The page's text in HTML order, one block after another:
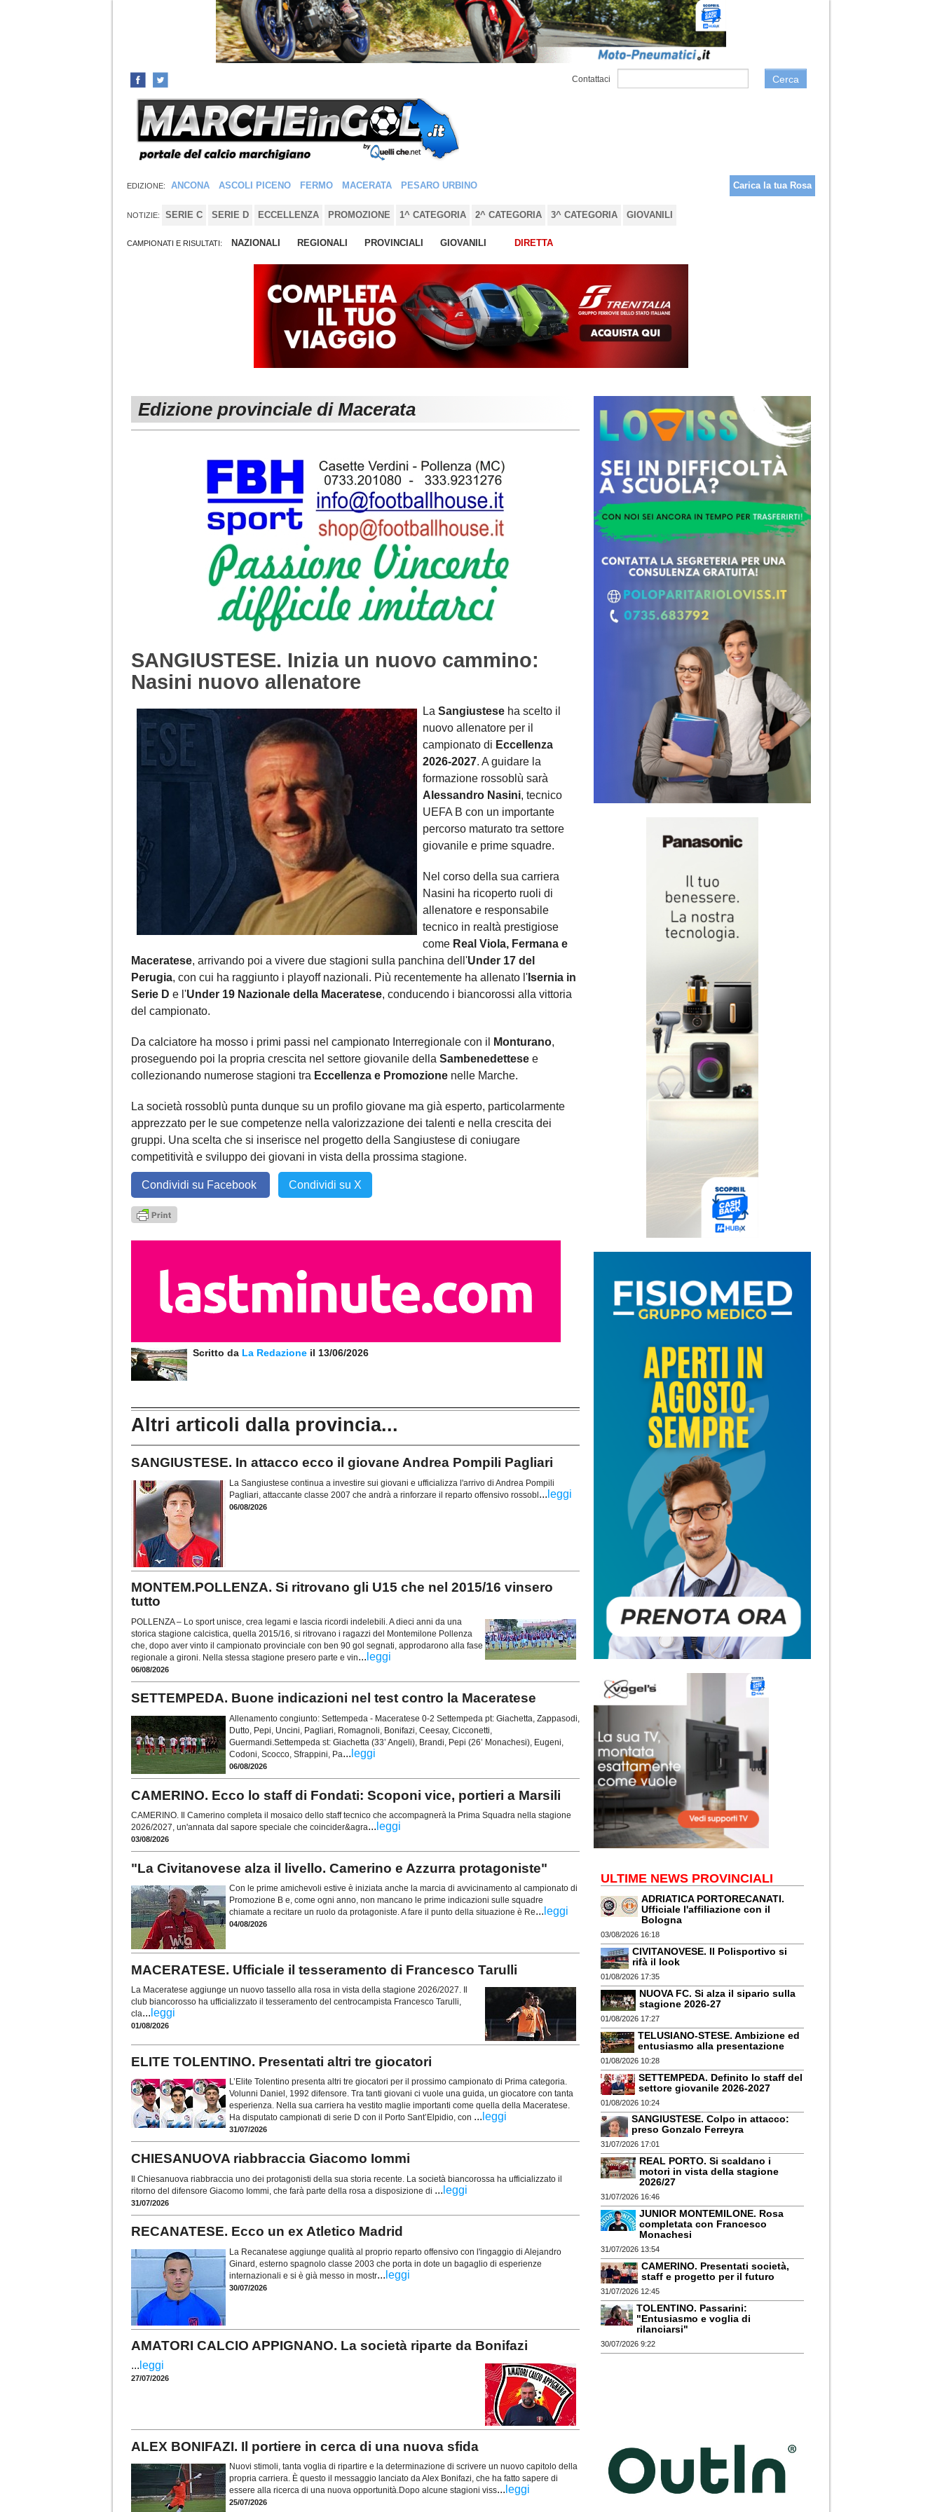
Contattaci Cerca
EDIZIONE: ANCONA ASCOLI PICENO FERMO MACERATA PESARO URBINO Carica la tua Rosa
NOTIZIE: SERIE C SERIE D ECCELLENZA PROMOZIONE 1^ CATEGORIA 2^ CATEGORIA 3^ CATEGORIA GIOVANILI
CAMPIONATI E RISULTATI: NAZIONALI REGIONALI PROVINCIALI GIOVANILI DIRETTA
Edizione provinciale di Macerata
SANGIUSTESE. Inizia un nuovo cammino:
Nasini nuovo allenatore
La Sangiustese ha scelto il
nuovo allenatore per il
campionato di Eccellenza
2026-2027. A guidare la
formazione rossoblù sarà
Alessandro Nasini, tecnico
UEFA B con un importante
percorso maturato tra settore
giovanile e prime squadre.
Nel corso della sua carriera
Nasini ha ricoperto ruoli di
allenatore e responsabile
tecnico in realtà prestigiose
come Real Viola, Fermana e
Maceratese, arrivando poi a vivere due stagioni sulla panchina dell'Under 17 del
Perugia, con cui ha raggiunto i playoff nazionali. Più recentemente ha allenato l' Isernia in
Serie D e l'Under 19 Nazionale della Maceratese, conducendo i biancorossi alla vittoria
del campionato.
Da calciatore ha mosso i primi passi nel campionato Interregionale con il Monturano,
proseguendo poi la propria crescita nel settore giovanile della Sambenedettese e
collezionando numerose stagioni tra Eccellenza e Promozione nelle Marche.
La società rossoblù punta dunque su un profilo giovane ma già esperto, particolarmente
apprezzato per le sue competenze nella valorizzazione dei talenti e nella crescita dei
gruppi. Una scelta che si inserisce nel progetto della Sangiustese di coniugare
competitività e sviluppo dei giovani in vista della prossima stagione.
Condividi su Facebook Condividi su X
Scritto da La Redazione il 13/06/2026
Altri articoli dalla provincia...
SANGIUSTESE. In attacco ecco il giovane Andrea Pompili Pagliari
La Sangiustese continua a investire sui giovani e ufficializza l'arrivo di Andrea Pompili
Pagliari, attaccante classe 2007 che andrà a rinforzare il reparto offensivo rossobl... leggi
06/08/2026
MONTEM.POLLENZA. Si ritrovano gli U15 che nel 2015/16 vinsero
tutto
POLLENZA – Lo sport unisce, crea legami e lascia ricordi indelebili. A dieci anni da una
storica stagione calcistica, quella 2015/16, si ritrovano i ragazzi del Montemilone Pollenza
che, dopo aver vinto il campionato provinciale con ben 90 gol segnati, approdarono alla fase
regionale a gironi. Nella stessa stagione presero parte e vin... leggi
06/08/2026
SETTEMPEDA. Buone indicazioni nel test contro la Maceratese
Allenamento congiunto: Settempeda - Maceratese 0-2 Settempeda pt: Giachetta, Zappasodi,
Dutto, Pepi, Uncini, Pagliari, Romagnoli, Bonifazi, Ceesay, Cicconetti,
Guermandi.Settempeda st: Giachetta (33’ Angeli), Brandi, Pepi (26’ Monachesi), Eugeni,
Codoni, Scocco, Sfrappini, Pa... leggi
06/08/2026
CAMERINO. Ecco lo staff di Fondati: Scoponi vice, portieri a Marsili
CAMERINO. Il Camerino completa il mosaico dello staff tecnico che accompagnerà la Prima Squadra nella stagione
2026/2027, un'annata dal sapore speciale che coincider&agra... leggi
03/08/2026
"La Civitanovese alza il livello. Camerino e Azzurra protagoniste"
Con le prime amichevoli estive è iniziata anche la marcia di avvicinamento al campionato di
Promozione B e, come ogni anno, non mancano le prime indicazioni sulle squadre
chiamate a recitare un ruolo da protagoniste. A fare il punto della situazione è Re... leggi
04/08/2026
MACERATESE. Ufficiale il tesseramento di Francesco Tarulli
La Maceratese aggiunge un nuovo tassello alla rosa in vista della stagione 2026/2027. Il
club biancorosso ha ufficializzato il tesseramento del centrocampista Francesco Tarulli,
cla... leggi
01/08/2026
ELITE TOLENTINO. Presentati altri tre giocatori
L’Elite Tolentino presenta altri tre giocatori per il prossimo campionato di Prima categoria.
Volunni Daniel, 1992 difensore. Tra tanti giovani ci vuole una guida, un giocatore con tanta
esperienza. Nella sua carriera ha vestito maglie importanti come quella della Maceratese.
Ha disputato campionati di serie D con il Porto Sant’Elpidio, con ... leggi
31/07/2026
CHIESANUOVA riabbraccia Giacomo Iommi
Il Chiesanuova riabbraccia uno dei protagonisti della sua storia recente. La società biancorossa ha ufficializzato il
ritorno del difensore Giacomo Iommi, che farà parte della rosa a disposizione di ... leggi
31/07/2026
RECANATESE. Ecco un ex Atletico Madrid
La Recanatese aggiunge qualità al proprio reparto offensivo con l'ingaggio di Alejandro
Ginard, esterno spagnolo classe 2003 che porta in dote un bagaglio di esperienze
internazionali e si è già messo in mostr... leggi
30/07/2026
AMATORI CALCIO APPIGNANO. La società riparte da Bonifazi
... leggi
27/07/2026
ALEX BONIFAZI. Il portiere in cerca di una nuova sfida
Nuovi stimoli, tanta voglia di ripartire e la determinazione di scrivere un nuovo capitolo della
propria carriera. È questo il messaggio lanciato da Alex Bonifazi, che ha fatto sapere di
essere alla ricerca di una nuova opportunità.Dopo alcune stagioni viss... leggi
25/07/2026
ULTIME NEWS PROVINCIALI
ADRIATICA PORTORECANATI.
Ufficiale l'affiliazione con il
Bologna
03/08/2026 16:18
CIVITANOVESE. Il Polisportivo si
rifà il look
01/08/2026 17:35
NUOVA FC. Si alza il sipario sulla
stagione 2026-27
01/08/2026 17:27
TELUSIANO-STESE. Ambizione ed
entusiasmo alla presentazione
01/08/2026 10:28
SETTEMPEDA. Definito lo staff del
settore giovanile 2026-2027
01/08/2026 10:24
SANGIUSTESE. Colpo in attacco:
preso Gonzalo Ferreyra
31/07/2026 17:01
REAL PORTO. Si scaldano i
motori in vista della stagione
2026/27
31/07/2026 16:46
JUNIOR MONTEMILONE. Rosa
completata con Francesco
Monachesi
31/07/2026 13:54
CAMERINO. Presentati società,
staff e progetto per il futuro
31/07/2026 12:45
TOLENTINO. Passarini:
"Entusiasmo e voglia di
rilanciarsi"
30/07/2026 9:22